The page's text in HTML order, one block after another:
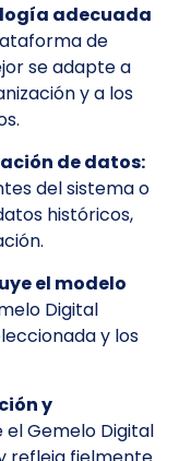
adecuada
de
se adapte a
y a los
de datos:
del sistema o
históricos,
el modelo
Digital
y los
y
el Gemelo Digital